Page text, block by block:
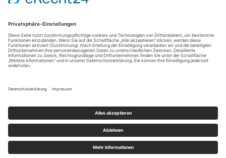
M
D
1
2
3
4 5 6 7 8
9
17
18 19
27 28
« Juni